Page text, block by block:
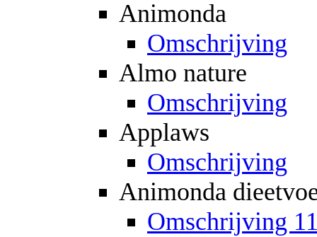
Animonda
Omschrijving
Almo nature
Omschrijving
Applaws
Omschrijving
Animonda
Omschrijving